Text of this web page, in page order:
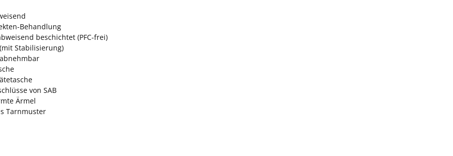
Behandlung
beschichtet (PFC-frei)
Stabilisierung)
von SAB
Ärmel
Tarnmuster